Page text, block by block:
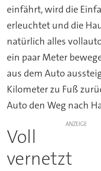
einfährt, wird die
erleuchtet und die
natürlich alles
ein paar Meter
aus dem Auto
Kilometer zu Fuß
Auto den Weg nach
ANZEIGE
Voll
vernetzt